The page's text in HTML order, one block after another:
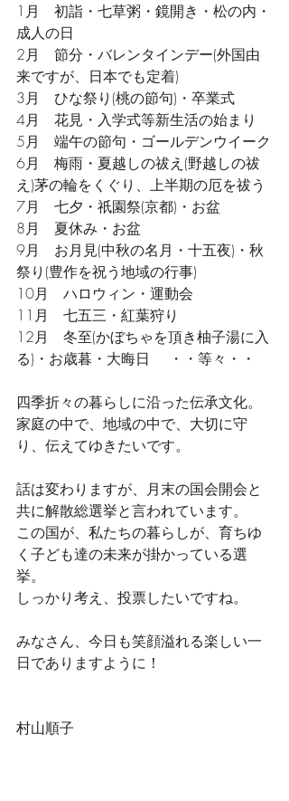
1月　初詣・七草粥・鏡開き・松の内・
成人の日
2月　節分・バレンタインデー(外国由
来ですが、日本でも定着)
3月　ひな祭り(桃の節句)・卒業式
4月　花見・入学式等新生活の始まり
5月　端午の節句・ゴールデンウイーク
6月　梅雨・夏越しの祓え(野越しの祓
え)茅の輪をくぐり、上半期の厄を祓う
7月　七夕・祇園祭(京都)・お盆
8月　夏休み・お盆
9月　お月見(中秋の名月・十五夜)・秋
祭り(豊作を祝う地域の行事)
10月　ハロウィン・運動会
11月　七五三・紅葉狩り
12月　冬至(かぼちゃを頂き柚子湯に入
る)・お歳暮・大晦日　 ・・等々・・
四季折々の暮らしに沿った伝承文化。
家庭の中で、地域の中で、大切に守
り、伝えてゆきたいです。
話は変わりますが、月末の国会開会と
共に解散総選挙と言われています。
この国が、私たちの暮らしが、育ちゆ
く子ども達の未来が掛かっている選
挙。
しっかり考え、投票したいですね。
みなさん、今日も笑顔溢れる楽しい一
日でありますように！
村山順子